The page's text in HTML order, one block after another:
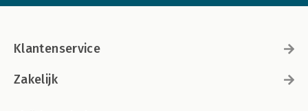
Klantenservice
Zakelijk